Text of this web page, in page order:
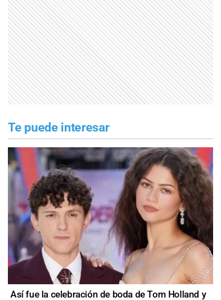
Te puede interesar
Así fue la celebración de boda de Tom Holland y